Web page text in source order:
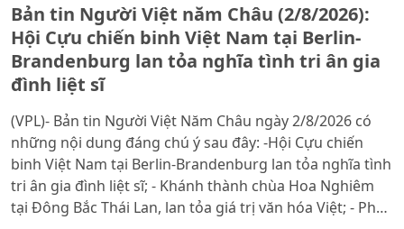
Bản tin Người Việt năm Châu (2/8/2026):
Hội Cựu chiến binh Việt Nam tại Berlin-
Brandenburg lan tỏa nghĩa tình tri ân gia
đình liệt sĩ
(VPL)- Bản tin Người Việt Năm Châu ngày 2/8/2026 có
những nội dung đáng chú ý sau đây: -Hội Cựu chiến
binh Việt Nam tại Berlin-Brandenburg lan tỏa nghĩa tình
tri ân gia đình liệt sĩ; - Khánh thành chùa Hoa Nghiêm
tại Đông Bắc Thái Lan, lan tỏa giá trị văn hóa Việt; - Phó